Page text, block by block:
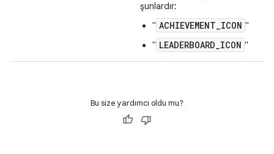
şunlardır:
" ACHIEVEMENT_ICON "
" LEADERBOARD_ICON "
Bu size yardımcı oldu mu?